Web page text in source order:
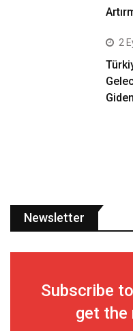
2
Newsletter
Subscribe
get the